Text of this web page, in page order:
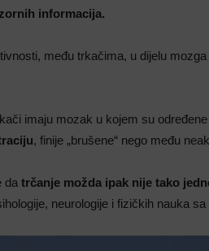
informacija.
među trkačima, u dijelu
imaju mozak u kojem su
, finije „brušene“ nego među
da trčanje možda ipak nije tako
neurologije i fizičkih nauka